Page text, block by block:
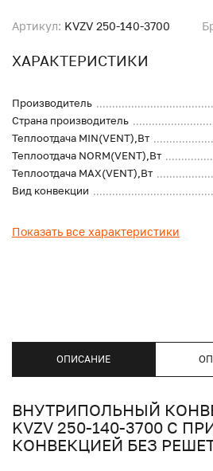
Артикул: KVZV 250-140-3700
ХАРАКТЕРИСТИКИ
Производитель
Страна производитель
Теплоотдача MIN(VENT),Вт
Теплоотдача NORM(VENT),Вт
Теплоотдача MAX(VENT),Вт
Вид конвекции
Показать все характеристики
ОПИСАНИЕ
ВНУТРИПОЛЬНЫЙ
KVZV 250-140-3700 С
КОНВЕКЦИЕЙ БЕЗ